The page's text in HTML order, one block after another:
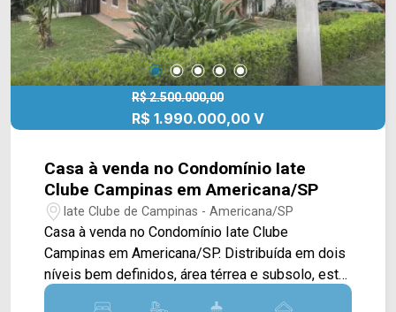
R$ 2.500.000,00
R$ 1.990.000,00 V
Casa à venda no Condomínio Iate
Clube Campinas em Americana/SP
Iate Clube de Campinas - Americana/SP
Casa à venda no Condomínio Iate Clube
Campinas em Americana/SP. Distribuída em dois
níveis bem definidos, área térrea e subsolo, esta
residência de 464M² de construção se destaca